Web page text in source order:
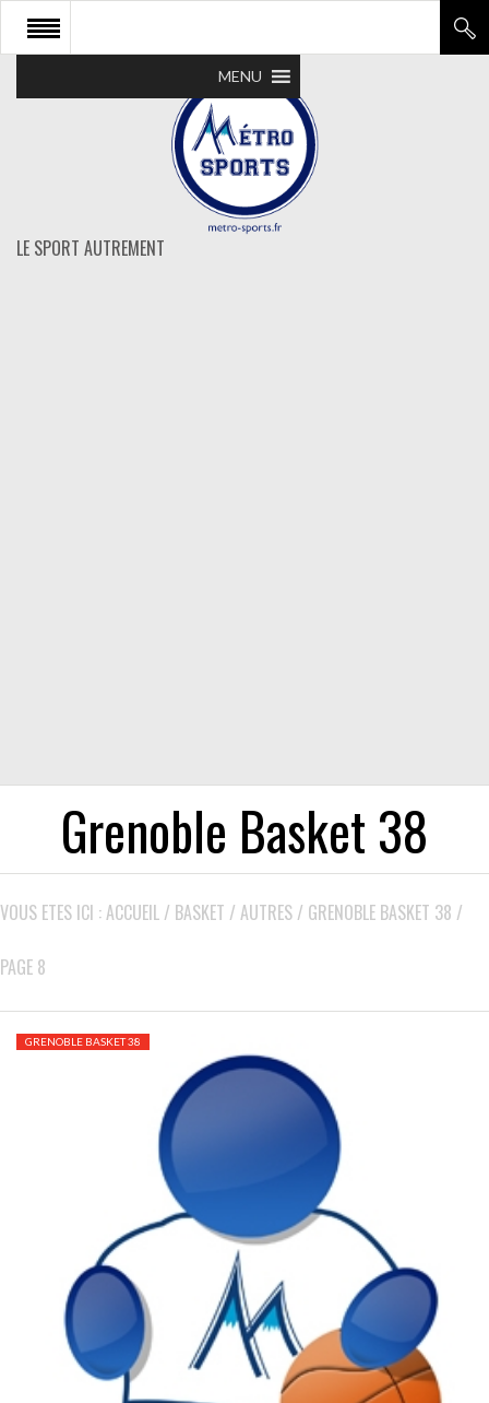
LE SPORT AUTREMENT
MENU
Grenoble Basket 38
VOUS ETES ICI : ACCUEIL / BASKET / AUTRES / GRENOBLE BASKET 38 /
PAGE 8
GRENOBLE BASKET 38